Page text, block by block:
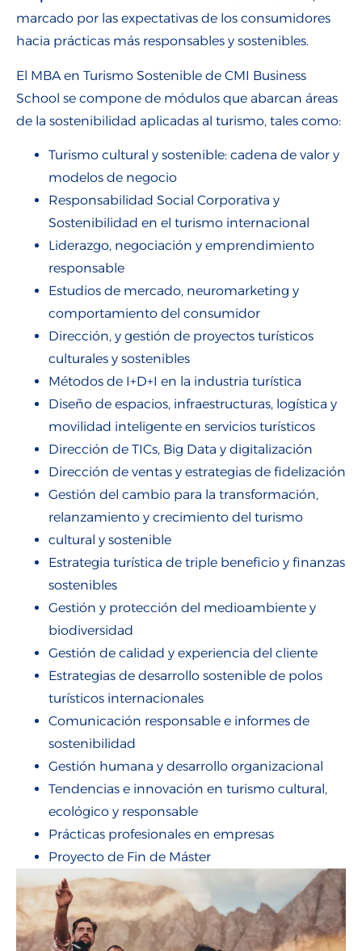
marcado por las expectativas de los consumidores
hacia prácticas más responsables y sostenibles.
El MBA en Turismo Sostenible de CMI Business
School se compone de módulos que abarcan áreas
de la sostenibilidad aplicadas al turismo, tales como:
Turismo cultural y sostenible: cadena de valor y
modelos de negocio
Responsabilidad Social Corporativa y
Sostenibilidad en el turismo internacional
Liderazgo, negociación y emprendimiento
responsable
Estudios de mercado, neuromarketing y
comportamiento del consumidor
Dirección, y gestión de proyectos turísticos
culturales y sostenibles
Métodos de I+D+I en la industria turística
Diseño de espacios, infraestructuras, logística y
movilidad inteligente en servicios turísticos
Dirección de TICs, Big Data y digitalización
Dirección de ventas y estrategias de fidelización
Gestión del cambio para la transformación,
relanzamiento y crecimiento del turismo
cultural y sostenible
Estrategia turística de triple beneficio y finanzas
sostenibles
Gestión y protección del medioambiente y
biodiversidad
Gestión de calidad y experiencia del cliente
Estrategias de desarrollo sostenible de polos
turísticos internacionales
Comunicación responsable e informes de
sostenibilidad
Gestión humana y desarrollo organizacional
Tendencias e innovación en turismo cultural,
ecológico y responsable
Prácticas profesionales en empresas
Proyecto de Fin de Máster